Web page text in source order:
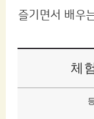
즐기면서 배우
체